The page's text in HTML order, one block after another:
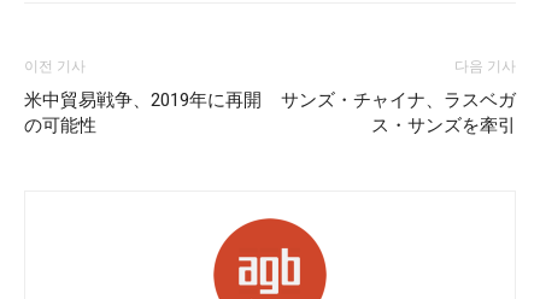
이전 기사
米中貿易戦争、2019年に再開
の可能性
다음 기사
サンズ・チャイナ、ラスベガ
ス・サンズを牽引